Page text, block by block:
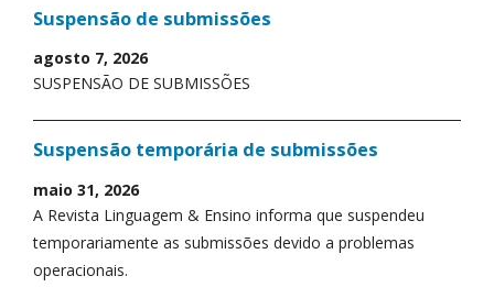
Suspensão de submissões
agosto 7, 2026
SUSPENSÃO DE SUBMISSÕES
Suspensão temporária de submissões
maio 31, 2026
A Revista Linguagem & Ensino informa que suspendeu
temporariamente as submissões devido a problemas
operacionais.